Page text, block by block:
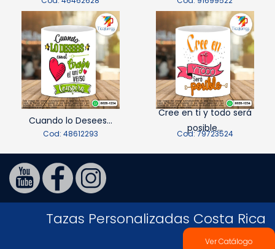
Cuando lo Desees...
Cod: 48612293
Cree en ti y todo será
posible...
Cod: 79723524
Tazas Personalizadas Costa Rica
Ver Catálogo